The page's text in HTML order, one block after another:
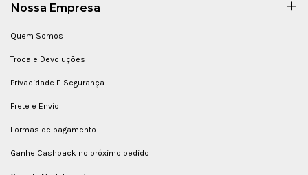
Nossa Empresa
Quem Somos
Troca e Devoluções
Privacidade E Segurança
Frete e Envio
Formas de pagamento
Ganhe Cashback no próximo pedido